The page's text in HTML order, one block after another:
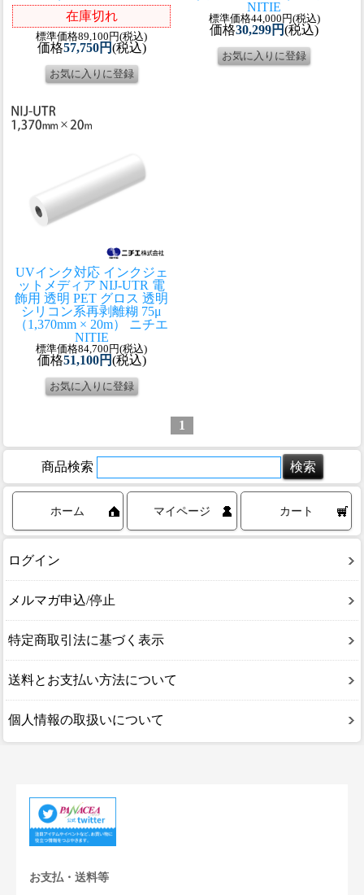
在庫切れ
標準価格89,100円(税込)
価格57,750円(税込)
NITIE
標準価格44,000円(税込)
価格30,299円(税込)
UVインク対応 インクジェ
ットメディア NIJ-UTR 電
飾用 透明 PET グロス 透明
シリコン系再剥離糊 75μ
（1,370mm × 20m） ニチエ
NITIE
標準価格84,700円(税込)
価格51,100円(税込)
1
商品検索
ホーム マイページ カート
ログイン
メルマガ申込/停止
特定商取引法に基づく表示
送料とお支払い方法について
個人情報の取扱いについて
お支払・送料等